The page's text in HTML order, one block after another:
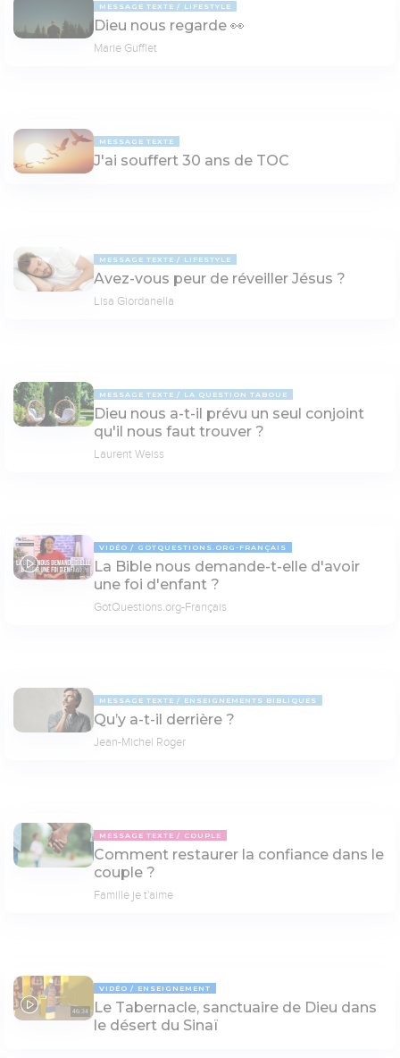
MESSAGE TEXTE LIFESTYLE
Dieu nous regarde 👀
Marie Gufflet
MESSAGE TEXTE
J'ai souffert 30 ans de TOC
MESSAGE TEXTE LIFESTYLE
Avez-vous peur de réveiller Jésus ?
Lisa Giordanella
MESSAGE TEXTE LA QUESTION TABOUE
Dieu nous a-t-il prévu un seul conjoint
qu'il nous faut trouver ?
Laurent Weiss
07:11
VIDÉO GOTQUESTIONS.ORG-FRANÇAIS
La Bible nous demande-t-elle d'avoir
une foi d'enfant ?
GotQuestions.org-Français
MESSAGE TEXTE ENSEIGNEMENTS BIBLIQUES
Qu’y a-t-il derrière ?
Jean-Michel Roger
MESSAGE TEXTE COUPLE
Comment restaurer la confiance dans le
couple ?
Famille je t'aime
46:34
VIDÉO ENSEIGNEMENT
Le Tabernacle, sanctuaire de Dieu dans
le désert du Sinaï